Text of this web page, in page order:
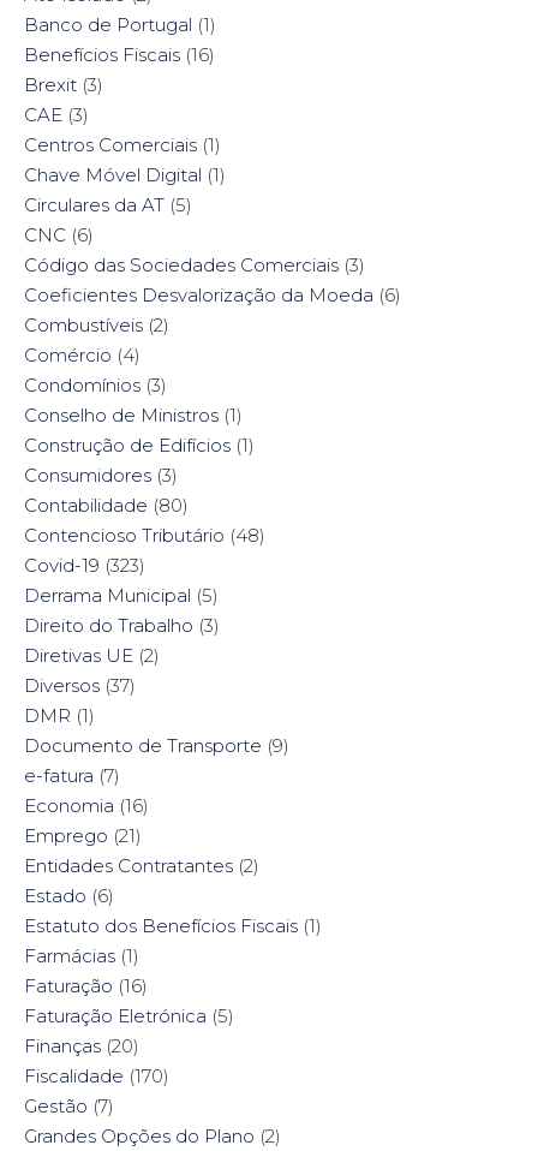
Banco de Portugal (1)
Benefícios Fiscais (16)
Brexit (3)
CAE (3)
Centros Comerciais (1)
Chave Móvel Digital (1)
Circulares da AT (5)
CNC (6)
Código das Sociedades Comerciais (3)
Coeficientes Desvalorização da Moeda (6)
Combustíveis (2)
Comércio (4)
Condomínios (3)
Conselho de Ministros (1)
Construção de Edifícios (1)
Consumidores (3)
Contabilidade (80)
Contencioso Tributário (48)
Covid-19 (323)
Derrama Municipal (5)
Direito do Trabalho (3)
Diretivas UE (2)
Diversos (37)
DMR (1)
Documento de Transporte (9)
e-fatura (7)
Economia (16)
Emprego (21)
Entidades Contratantes (2)
Estado (6)
Estatuto dos Benefícios Fiscais (1)
Farmácias (1)
Faturação (16)
Faturação Eletrónica (5)
Finanças (20)
Fiscalidade (170)
Gestão (7)
Grandes Opções do Plano (2)